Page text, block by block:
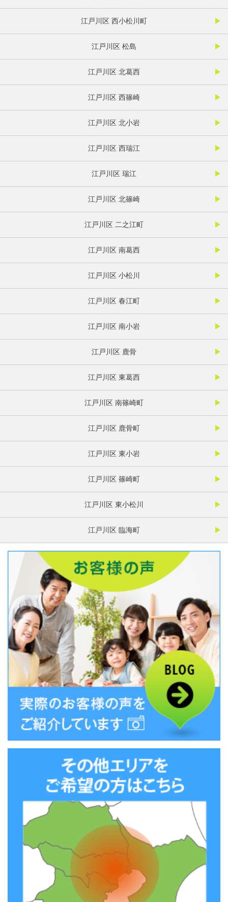
江戸川区 西小松川町
江戸川区 松島
江戸川区 北葛西
江戸川区 西篠崎
江戸川区 北小岩
江戸川区 西瑞江
江戸川区 瑞江
江戸川区 北篠崎
江戸川区 二之江町
江戸川区 南葛西
江戸川区 小松川
江戸川区 春江町
江戸川区 南小岩
江戸川区 鹿骨
江戸川区 東葛西
江戸川区 南篠崎町
江戸川区 鹿骨町
江戸川区 東小岩
江戸川区 篠崎町
江戸川区 東小松川
江戸川区 臨海町